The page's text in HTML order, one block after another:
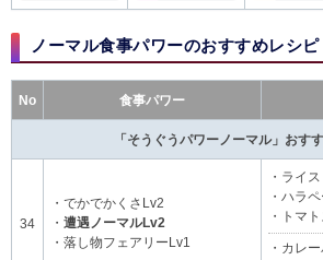
ノーマル食事パワーのおすすめレシピ
No 食事パワー
「そうぐうパワーノーマル」おす
34
・でかでかくさLv2
・ 遭遇ノーマルLv2
・落し物フェアリーLv1
・ライス
・ハラ
・トマ
・カレ